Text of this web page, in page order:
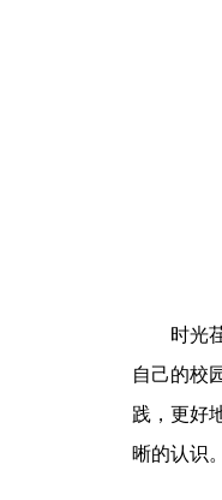
时光
自己的校
践，更好
晰的认识。